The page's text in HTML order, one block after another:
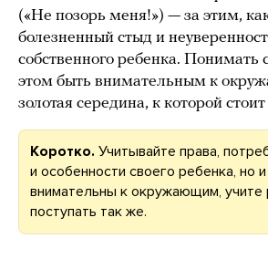
(«Не позорь меня!») — за этим,
болезненный стыд и
собственного ребенка. Понимать
этом быть внимательным к
золотая середина, к которой
Коротко. Учитывайте права,
и особенности своего ребенка, но
внимательны к окружающим, учите
поступать так же.